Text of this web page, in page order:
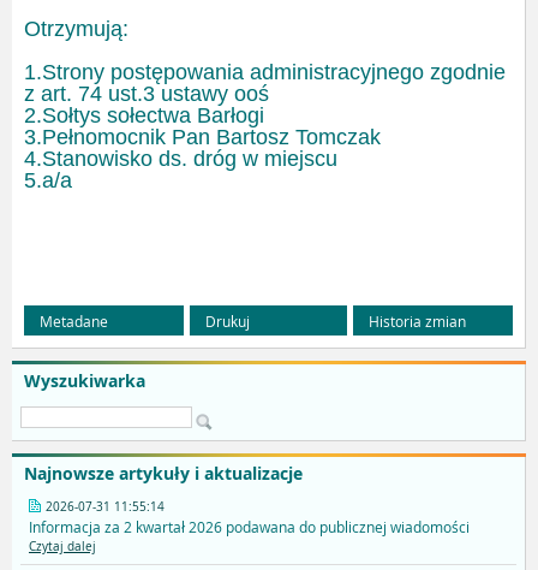
Wyszukiwarka
Najnowsze artykuły i aktualizacje
2026-07-31 11:55:14
Informacja za 2 kwartał 2026 podawana do publicznej wiadomości
Czytaj dalej
Otrzymują:
1.Strony postępowania administracyjnego zgodnie
z art. 74 ust.3 ustawy ooś
2.Sołtys sołectwa Barłogi
3.Pełnomocnik Pan Bartosz Tomczak
4.Stanowisko ds. dróg w miejscu
5.a/a
Metadane Drukuj Historia zmian